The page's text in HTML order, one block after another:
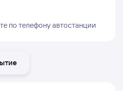
по телефону автостанции